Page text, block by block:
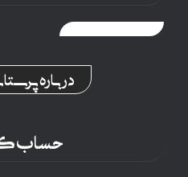
درباره
حساب